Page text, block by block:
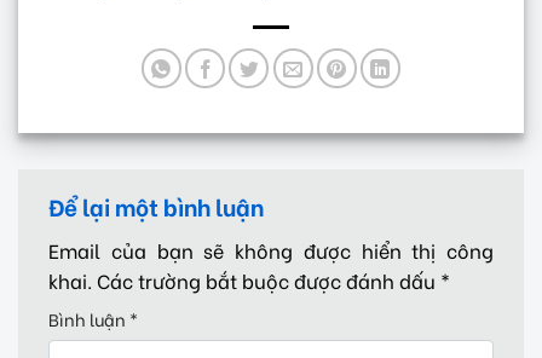
Để lại một bình luận
Email của bạn sẽ không được hiển thị công
khai. Các trường bắt buộc được đánh dấu *
Bình luận *